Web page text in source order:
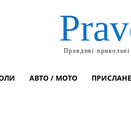
Правдиві
АВТО / МОТО ПРИСЛАНЕ